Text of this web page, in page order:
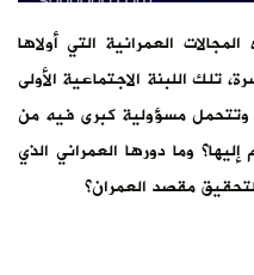
العمرانية التي أولاها
تلك اللبنة الاجتماعية الأولى
وتتحمل مسؤولية كبرى فيه من
وما دورها العمراني الذي
مقصد العمران؟